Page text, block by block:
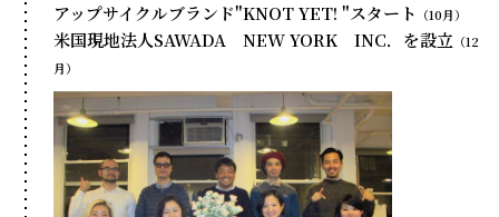
アップサイクルブランド"KNOT YET! "スタート （10月）
米国現地法人SAWADA NEW YORK INC．を設立 （12
月）